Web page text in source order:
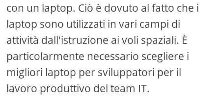
con un laptop. Ciò è dovuto al fatto che i
laptop sono utilizzati in vari campi di
attività dall'istruzione ai voli spaziali. È
particolarmente necessario scegliere i
migliori laptop per sviluppatori per il
lavoro produttivo del team IT.